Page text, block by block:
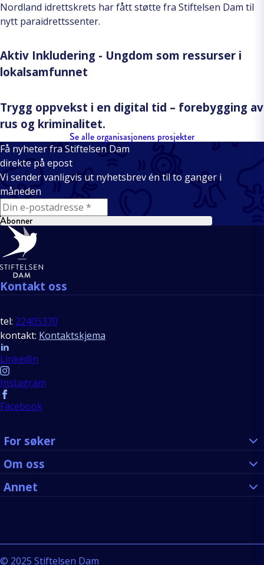
Nordland idrettskrets har fått støtte fra Stiftelsen Dam til
nytt paraidrettssenter.
Aktiv Inkludering - Ungdom som ressurser i
lokalsamfunnet
Trygg oppvekst i en digital tid – forebygging av
rus og kriminalitet.
Se alle organisasjonens prosjekter
Få nyheter fra Stiftelsen Dam
direkte på epost
Vi sender vanligvis ut nyhetsbrev én til to ganger i
måneden
E-mail
Abonner
Bunntekst
Kontakt oss
tel: 22405370
kontakt: Kontaktskjema
Follow us
LinkedIn
Instagram
Facebook
For søker
Om oss
Annet
© 2025 Stiftelsen Dam